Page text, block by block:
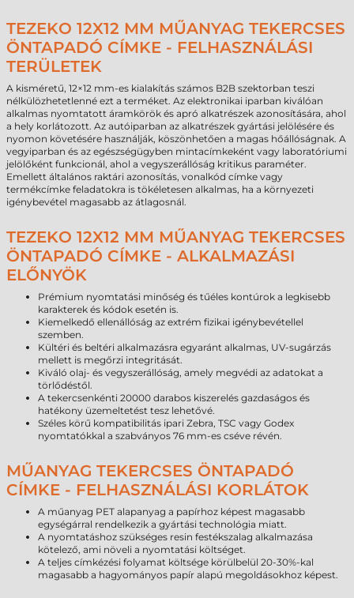
TEZEKO 12X12 MM MŰANYAG TEKERCSES
ÖNTAPADÓ CÍMKE - FELHASZNÁLÁSI
TERÜLETEK
A kisméretű, 12×12 mm-es kialakítás számos B2B szektorban teszi
nélkülözhetetlenné ezt a terméket. Az elektronikai iparban kiválóan
alkalmas nyomtatott áramkörök és apró alkatrészek azonosítására, ahol
a hely korlátozott. Az autóiparban az alkatrészek gyártási jelölésére és
nyomon követésére használják, köszönhetően a magas hőállóságnak. A
vegyiparban és az egészségügyben mintacímkeként vagy laboratóriumi
jelölőként funkcionál, ahol a vegyszerállóság kritikus paraméter.
Emellett általános raktári azonosítás, vonalkód címke vagy
termékcímke feladatokra is tökéletesen alkalmas, ha a környezeti
igénybevétel magasabb az átlagosnál.
TEZEKO 12X12 MM MŰANYAG TEKERCSES
ÖNTAPADÓ CÍMKE - ALKALMAZÁSI
ELŐNYÖK
Prémium nyomtatási minőség és tűéles kontúrok a legkisebb
karakterek és kódok esetén is.
Kiemelkedő ellenállóság az extrém fizikai igénybevétellel
szemben.
Kültéri és beltéri alkalmazásra egyaránt alkalmas, UV-sugárzás
mellett is megőrzi integritását.
Kiváló olaj- és vegyszerállóság, amely megvédi az adatokat a
törlődéstől.
A tekercsenkénti 20000 darabos kiszerelés gazdaságos és
hatékony üzemeltetést tesz lehetővé.
Széles körű kompatibilitás ipari Zebra, TSC vagy Godex
nyomtatókkal a szabványos 76 mm-es cséve révén.
MŰANYAG TEKERCSES ÖNTAPADÓ
CÍMKE - FELHASZNÁLÁSI KORLÁTOK
A műanyag PET alapanyag a papírhoz képest magasabb
egységárral rendelkezik a gyártási technológia miatt.
A nyomtatáshoz szükséges resin festékszalag alkalmazása
kötelező, ami növeli a nyomtatási költséget.
A teljes címkézési folyamat költsége körülbelül 20-30%-kal
magasabb a hagyományos papír alapú megoldásokhoz képest.